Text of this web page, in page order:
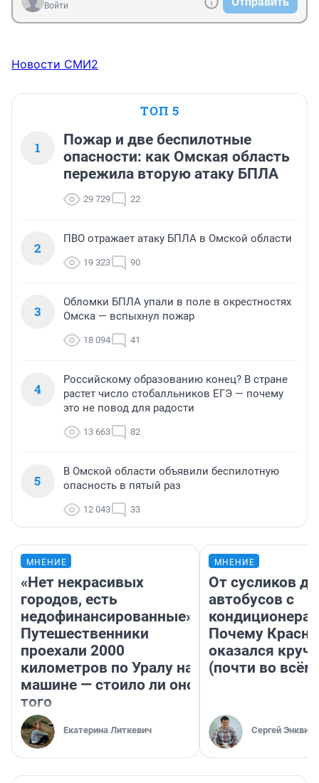
Войти
Новости СМИ2
ТОП 5
1
Пожар и две беспилотные
опасности: как Омская область
пережила вторую атаку БПЛА
29 729 22
2
ПВО отражает атаку БПЛА в Омской области
19 323 90
3
Обломки БПЛА упали в поле в окрестностях
Омска — вспыхнул пожар
18 094 41
4
Российскому образованию конец? В стране
растет число стобалльников ЕГЭ — почему
это не повод для радости
13 663 82
5
В Омской области объявили беспилотную
опасность в пятый раз
12 043 33
МНЕНИЕ
«Нет некрасивых
городов, есть
недофинансированные».
Путешественники
проехали 2000
километров по Уралу на
машине — стоило ли оно
того
Екатерина Литкевич
МНЕНИЕ
От сусликов до
автобусов с
Почему
оказался
(почти во
Сергей Энквист